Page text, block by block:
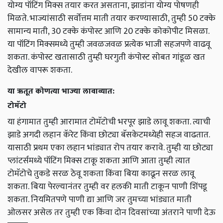
योग्य पॉटिंग मिक्स तयार करत असताना, झाडांना योग्य पोषणही
मिळते. भाज्यांसाठी सर्वोत्तम माती तयार करण्यासाठी, तुम्ही 50 टक्के
सामान्य माती, 30 टक्के कंपोस्ट आणि 20 टक्के कोकोपीट मिसळा.
या पॉटिंग मिक्समध्ये तुम्ही जवळजवळ प्रत्येक भाजी सहजपणे वाढवू
शकता. कंपोस्ट खतासाठी तुम्ही घरगुती कंपोस्ट सोबत गांडूळ खत
देखील वापरू शकता.
या ऋतूत कोणत्या भाज्या लावाव्यात:
टोमॅटो
या हंगामात तुम्ही आरामात टोमॅटोची भरपूर झाडे लावू शकता. त्याची
झाडे अगदी लहान कॅरेट किंवा छोट्या बॅसकेटमध्येही सहज वाढतात.
यासाठी प्रथम एका लहान भांड्यात रोप तयार करावे. तुम्ही या छोट्या
प्लांटर्समध्ये पॉटिंग मिक्स टाकू शकता आणि आता तुम्ही त्यात
टोमॅटोचे तुकडे सरळ ठेवू शकता किंवा बिया काढून सरळ लावू
शकता. बिया पेरल्यानंतर तुम्ही वर हलकी माती टाकून पाणी शिंपडू
शकता. नियमितपणे पाणी द्या आणि जर तुमच्या भांड्यात माती
ओलसर असेल तर तुम्ही एक किंवा दोन दिवसांच्या अंतराने पाणी देऊ